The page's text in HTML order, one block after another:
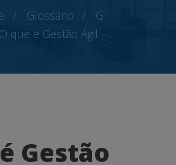
Glossário
G
O que é Gestão Ágil
Gestão